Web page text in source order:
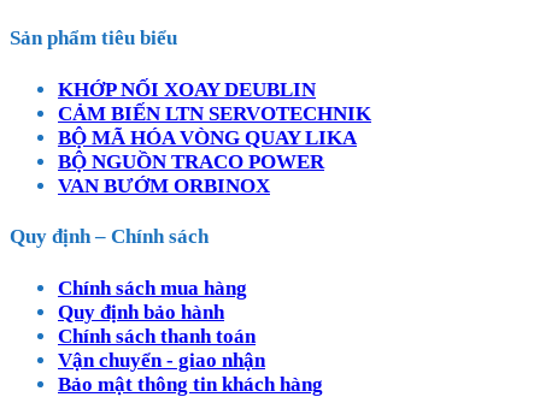
Sản phẩm tiêu biểu
KHỚP NỐI XOAY DEUBLIN
CẢM BIẾN LTN SERVOTECHNIK
BỘ MÃ HÓA VÒNG QUAY LIKA
BỘ NGUỒN TRACO POWER
VAN BƯỚM ORBINOX
Quy định – Chính sách
Chính sách mua hàng
Quy định bảo hành
Chính sách thanh toán
Vận chuyển - giao nhận
Bảo mật thông tin khách hàng